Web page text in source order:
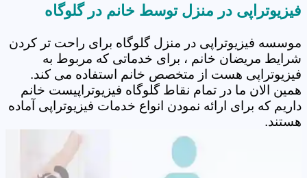
فیزیوتراپی در منزل توسط خانم در گلوگاه
موسسه فیزیوتراپی در منزل گلوگاه برای راحت تر کردن
شرایط مریضان خانم ، برای خدماتی که مربوط به
فیزیوتراپی هست از متخصص خانم استفاده می کند.
همین الان ما در تمام نقاط گلوگاه فیزیوتراپیست خانم
داریم که برای ارائه نمودن انواع خدمات فیزیوتراپی آماده
هستند.